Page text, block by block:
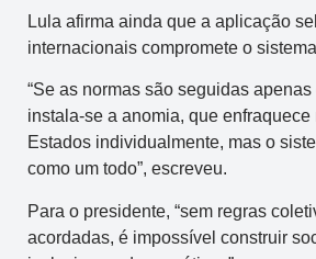
Lula afirma ainda que a aplicação
internacionais compromete o
“Se as normas são seguidas
instala-se a anomia, que
Estados individualmente, mas o
como um todo”, escreveu.
Para o presidente, “sem regras
acordadas, é impossível construir